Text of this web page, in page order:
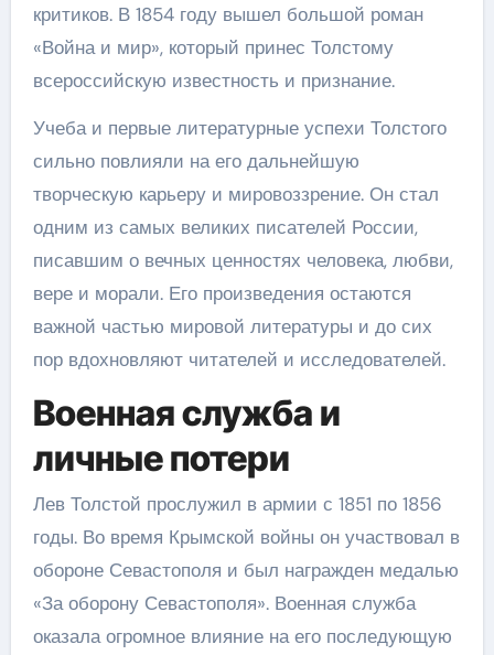
критиков. В 1854 году вышел большой роман
«Война и мир», который принес Толстому
всероссийскую известность и признание.
Учеба и первые литературные успехи Толстого
сильно повлияли на его дальнейшую
творческую карьеру и мировоззрение. Он стал
одним из самых великих писателей России,
писавшим о вечных ценностях человека, любви,
вере и морали. Его произведения остаются
важной частью мировой литературы и до сих
пор вдохновляют читателей и исследователей.
Военная служба и
личные потери
Лев Толстой прослужил в армии с 1851 по 1856
годы. Во время Крымской войны он участвовал в
обороне Севастополя и был награжден медалью
«За оборону Севастополя». Военная служба
оказала огромное влияние на его последующую